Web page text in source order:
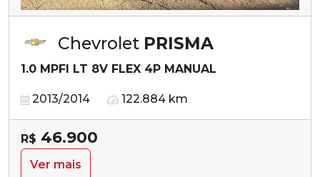
Chevrolet PRISMA
1.0 MPFI LT 8V FLEX 4P MANUAL
2013/2014 122.884 km
R$ 46.900
Ver mais